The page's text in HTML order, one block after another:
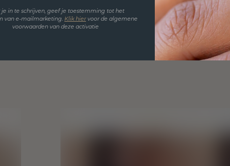
je in te schrijven, geef je toestemming tot het
van e-mailmarketing. Klik hiervoor de algemene
voorwaarden van deze activatie